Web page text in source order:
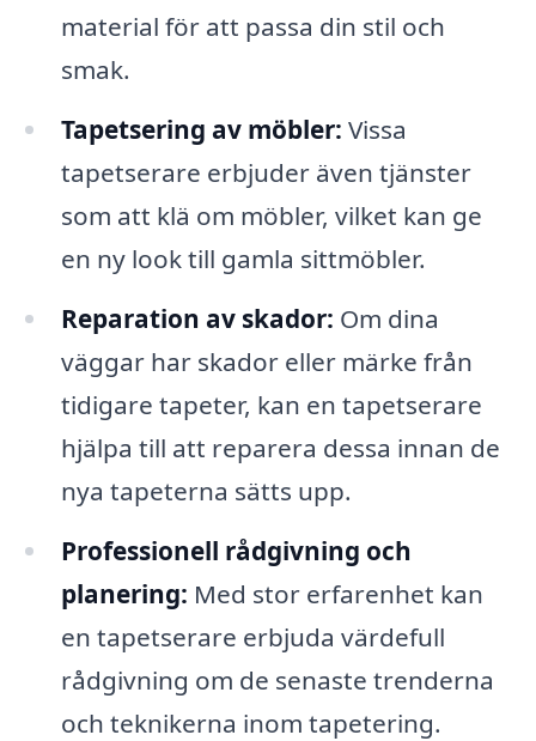
material för att passa din stil och
smak.
Tapetsering av möbler: Vissa
tapetserare erbjuder även tjänster
som att klä om möbler, vilket kan ge
en ny look till gamla sittmöbler.
Reparation av skador: Om dina
väggar har skador eller märke från
tidigare tapeter, kan en tapetserare
hjälpa till att reparera dessa innan de
nya tapeterna sätts upp.
Professionell rådgivning och
planering: Med stor erfarenhet kan
en tapetserare erbjuda värdefull
rådgivning om de senaste trenderna
och teknikerna inom tapetering.